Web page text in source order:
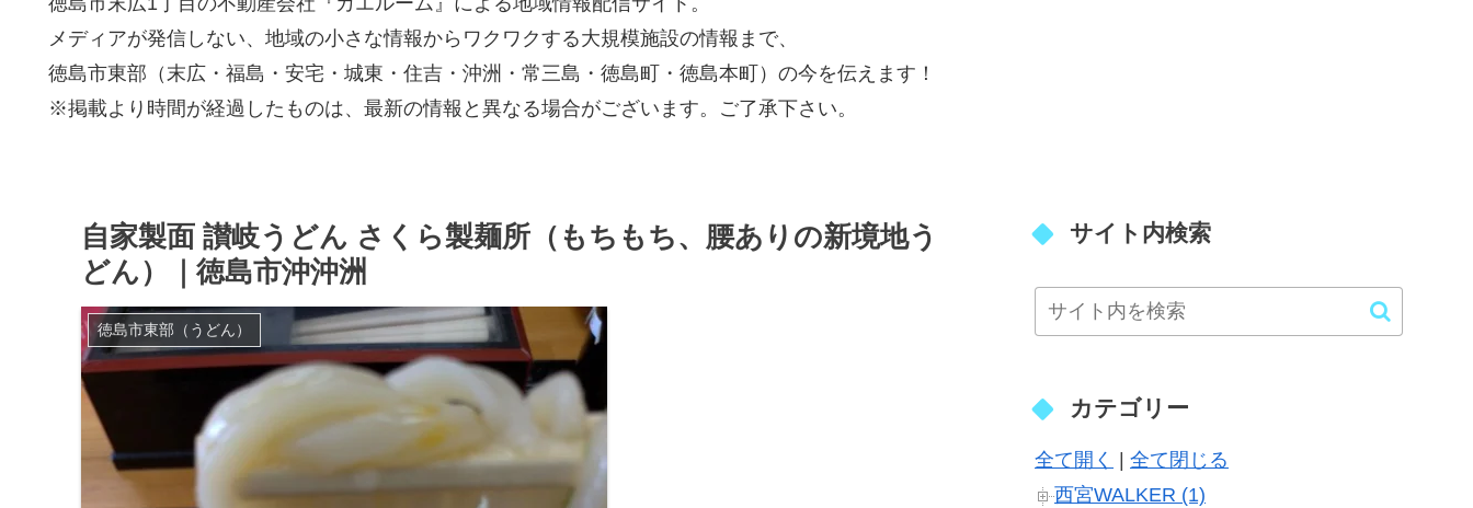
メディアが発信しない、地域の小さな情報からワクワクする大規模施設の情報まで、
徳島市東部（末広・福島・安宅・城東・住吉・沖洲・常三島・徳島町・徳島本町）の今を伝えます！
※掲載より時間が経過したものは、最新の情報と異なる場合がございます。ご了承下さい。
自家製面 讃岐うどん さくら製麺所（もちもち、腰ありの新境地う
どん）｜徳島市沖沖洲
徳島市東部（うどん）
サイト内検索
カテゴリー
全て開く
全て閉じる
西宮WALKER (1)